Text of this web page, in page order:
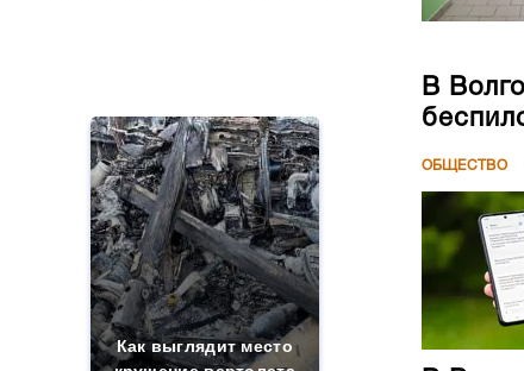
Как выглядит место
В
ОБЩЕСТВО